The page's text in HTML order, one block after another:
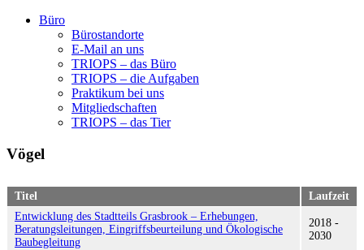
Büro
Bürostandorte
E-Mail an uns
TRIOPS – das Büro
TRIOPS – die Aufgaben
Praktikum bei uns
Mitgliedschaften
TRIOPS – das Tier
Vögel
Titel
Laufzeit
Entwicklung des Stadtteils Grasbrook – Erhebungen,
Beratungsleitungen, Eingriffsbeurteilung und Ökologische
Baubegleitung
2018 -
2030